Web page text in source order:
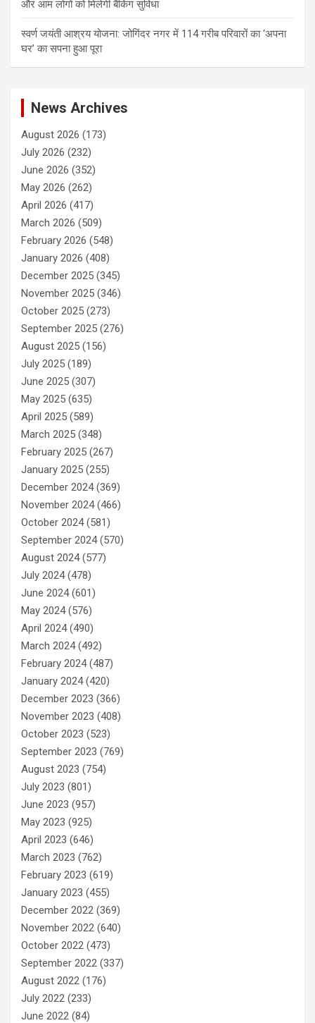
और आम लोगों को मिलेगी बैंकिंग सुविधा
स्वर्ण जयंती आश्रय योजना: जोगिंदर नगर में 114 गरीब परिवारों का ‘अपना
घर’ का सपना हुआ पूरा
News Archives
August 2026 (173)
July 2026 (232)
June 2026 (352)
May 2026 (262)
April 2026 (417)
March 2026 (509)
February 2026 (548)
January 2026 (408)
December 2025 (345)
November 2025 (346)
October 2025 (273)
September 2025 (276)
August 2025 (156)
July 2025 (189)
June 2025 (307)
May 2025 (635)
April 2025 (589)
March 2025 (348)
February 2025 (267)
January 2025 (255)
December 2024(369)
November 2024(466)
October 2024(581)
September 2024(570)
August 2024(577)
July 2024(478)
June 2024(601)
May 2024(576)
April 2024(490)
March 2024(492)
February 2024(487)
January 2024(420)
December 2023 (366)
November 2023 (408)
October 2023 (523)
September 2023 (769)
August 2023 (754)
July 2023 (801)
June 2023 (957)
May 2023 (925)
April 2023 (646)
March 2023 (762)
February 2023 (619)
January 2023 (455)
December 2022 (369)
November 2022 (640)
October 2022 (473)
September 2022 (337)
August 2022 (176)
July 2022 (233)
June 2022 (84)